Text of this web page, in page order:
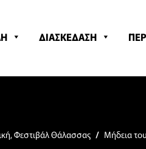
ΔΙΑΣΚΕΔΑΣΗ
,Φεστιβάλ Θάλασσας / Μήδεια